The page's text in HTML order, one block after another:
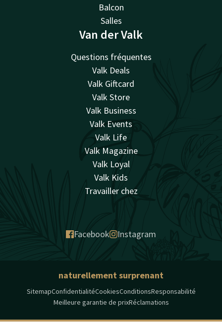
Balcon
Salles
Van der Valk
Questions fréquentes
Valk Deals
Valk Giftcard
Valk Store
Valk Business
Valk Events
Valk Life
Valk Magazine
Valk Loyal
Valk Kids
Travailler chez
Facebook Instagram
naturellement surprenant
SitemapConfidentialitéCookiesConditionsResponsabilité
Meilleure garantie de prixRéclamations